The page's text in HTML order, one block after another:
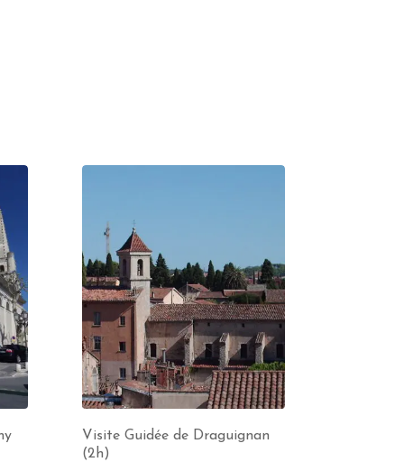
Visite Guidée de Draguignan
(2h)